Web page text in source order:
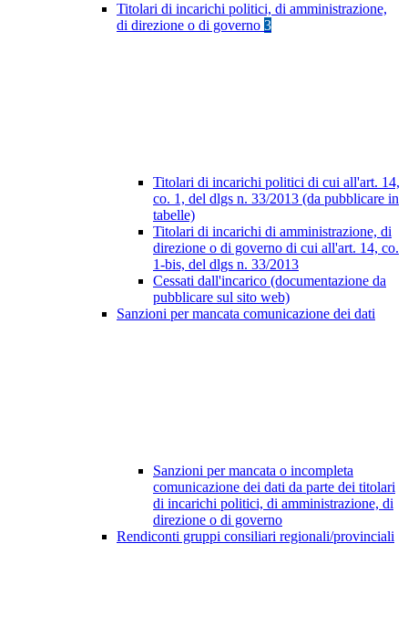
Titolari di incarichi politici, di amministrazione,
di direzione o di governo 3
Titolari di incarichi politici di cui all'art. 14,
co. 1, del dlgs n. 33/2013 (da pubblicare in
tabelle)
Titolari di incarichi di amministrazione, di
direzione o di governo di cui all'art. 14, co.
1-bis, del dlgs n. 33/2013
Cessati dall'incarico (documentazione da
pubblicare sul sito web)
Sanzioni per mancata comunicazione dei dati
Sanzioni per mancata o incompleta
comunicazione dei dati da parte dei titolari
di incarichi politici, di amministrazione, di
direzione o di governo
Rendiconti gruppi consiliari regionali/provinciali